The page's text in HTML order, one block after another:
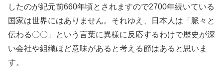
したのが紀元前660年頃とされますので2700年続いている
国家は世界にはありません。それゆえ、日本人は「脈々と
伝わる〇〇」という言葉に異様に反応するわけで歴史が深
い会社や組織ほど意味があると考える節はあると思いま
す。